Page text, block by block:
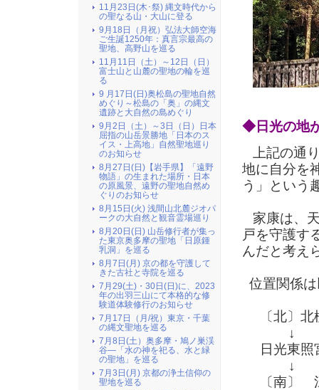
◆日光の地
上記の通
地に自分を
う」という
家康は、
戸を守護す
んだと考え
位置関係
〔北〕北
↓
日光東照
↓
〔南〕 江
11月23日(木･祭) 縄文時代から
の聖なる山・大山に登る
9月18日（月祝）弘法大師空海
ご生誕1250年：真言宗最高の
聖地、高野山を巡る
11月11日（土）～12日（日）
富士山と山麓の聖地の輪を巡
る
9 月17日(日)奥松島の聖地自然
めぐり～松島の「奥」の縄文
遺跡と大自然の島めぐり
9月2日（土）～3日（日）日本
屈指の山岳景勝地「日本のス
イス・上高地」自然聖地巡り
のお知らせ
8月27日(日)【岩手県】「遠野
物語」の生まれた場所・日本
の原風景、遠野の聖地自然め
ぐりのお知らせ
8月15日(火) 浅間山北麓ジオパ
ークの大自然と観音霊場巡り
8月20日(日) 山岳修行者が集っ
た東京奥多摩の聖地「日原鍾
乳洞」を巡る
8月7日(月) 京の都を守護して
きた古社と寺院を巡る
7月29(土)・30日(日)に、2023
年の出羽三山にて本格的な修
験道体験修行のお知らせ
7月17日（月/祝）東京・千葉
の縄文聖地を巡る
7月8日(土）奥多摩・鳩ノ巣渓
谷―「水の神を祀る、水と緑
の聖地」を巡る
7月3日(月) 京都の浄土信仰の
聖地を巡る